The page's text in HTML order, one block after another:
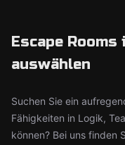
Escape
auswählen
Suchen Sie ein
Fähigkeiten in Logik,
können? Bei uns finden